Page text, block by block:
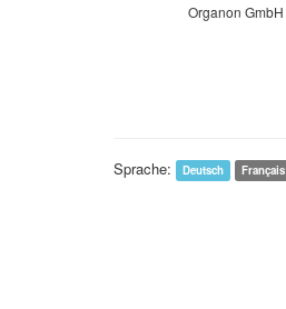
Organon GmbH
Sprache: Deutsch Français